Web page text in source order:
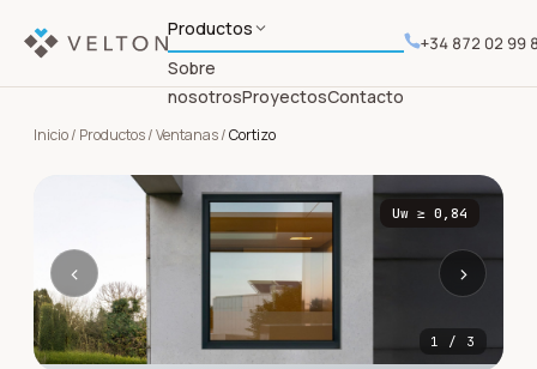
Productos
Sobre
nosotrosProyectosContacto
+34 872 02 99
Inicio/ Productos/Ventanas/Cortizo
‹ ›
1 / 3
Uw ≥ 0,84